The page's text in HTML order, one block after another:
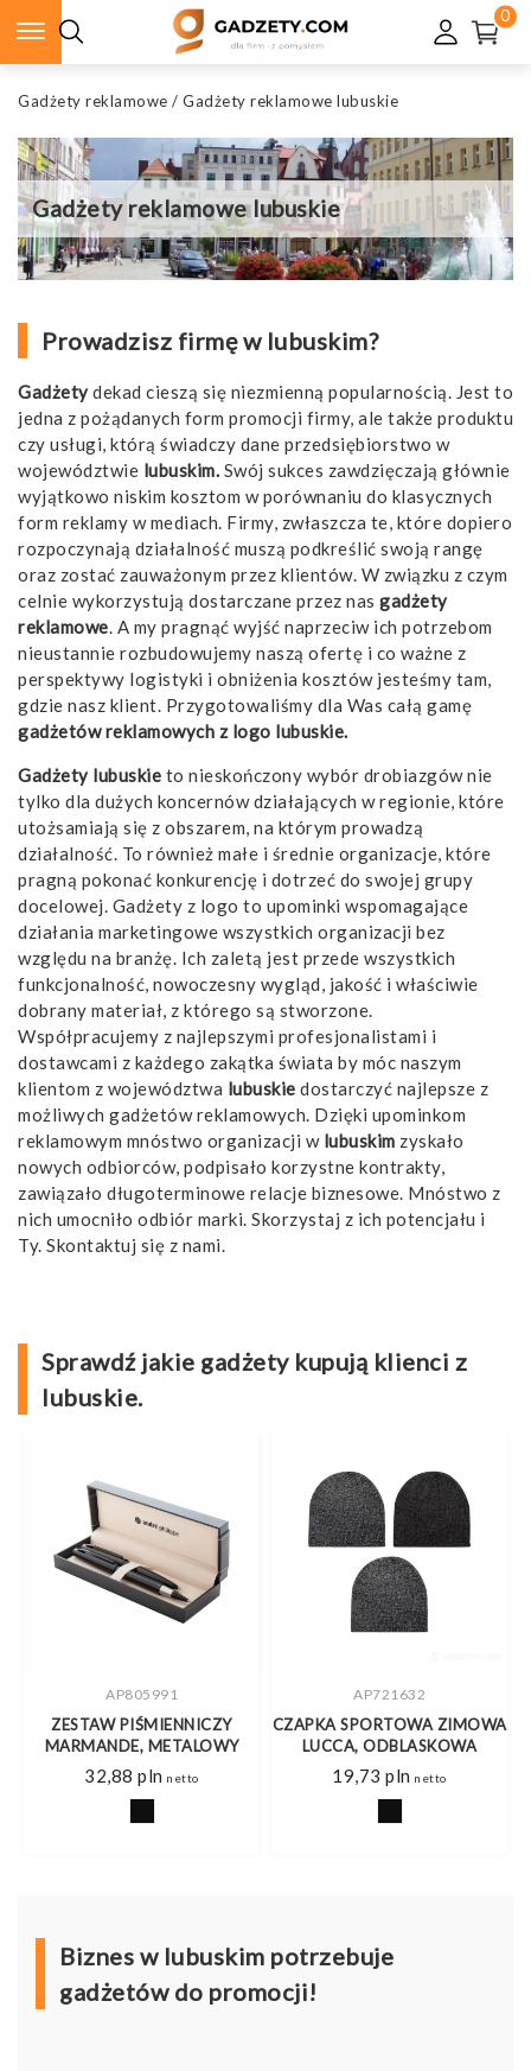
0
Gadżety reklamowe / Gadżety reklamowe lubuskie
Gadżety reklamowe lubuskie
Prowadzisz firmę w lubuskim?
Gadżetydekad cieszą się niezmienną popularnością. Jest to
jedna z pożądanych form promocji firmy, ale także produktu
czy usługi, którą świadczy dane przedsiębiorstwo w
województwie lubuskim. Swój sukces zawdzięczają głównie
wyjątkowo niskim kosztom w porównaniu do klasycznych
form reklamy w mediach. Firmy, zwłaszcza te, które dopiero
rozpoczynają działalność muszą podkreślić swoją rangę
oraz zostać zauważonym przez klientów. W związku z czym
celnie wykorzystują dostarczane przez nas gadżety
reklamowe. A my pragnąć wyjść naprzeciw ich potrzebom
nieustannie rozbudowujemy naszą ofertę i co ważne z
perspektywy logistyki i obniżenia kosztów jesteśmy tam,
gdzie nasz klient. Przygotowaliśmy dla Was całą gamę
gadżetów reklamowych z logo lubuskie.
Gadżety lubuskie to nieskończony wybór drobiazgów nie
tylko dla dużych koncernów działających w regionie, które
utożsamiają się z obszarem, na którym prowadzą
działalność. To również małe i średnie organizacje, które
pragną pokonać konkurencję i dotrzeć do swojej grupy
docelowej. Gadżety z logo to upominki wspomagające
działania marketingowe wszystkich organizacji bez
względu na branżę. Ich zaletą jest przede wszystkich
funkcjonalność, nowoczesny wygląd, jakość i właściwie
dobrany materiał, z którego są stworzone.
Współpracujemy z najlepszymi profesjonalistami i
dostawcami z każdego zakątka świata by móc naszym
klientom z województwa lubuskie dostarczyć najlepsze z
możliwych gadżetów reklamowych. Dzięki upominkom
reklamowym mnóstwo organizacji w lubuskim zyskało
nowych odbiorców, podpisało korzystne kontrakty,
zawiązało długoterminowe relacje biznesowe. Mnóstwo z
nich umocniło odbiór marki. Skorzystaj z ich potencjału i
Ty. Skontaktuj się z nami.
Sprawdź jakie gadżety kupują klienci z
lubuskie.
AP721632
CZAPKA SPORTOWA ZIMOWA
LUCCA, ODBLASKOWA
19,73 pln netto
MO2979
ŁADOWARKA ŚCIENNA
SZYBKIE ŁADOWANIE
47,32 pln netto
Biznes w lubuskim potrzebuje
gadżetów do promocji!